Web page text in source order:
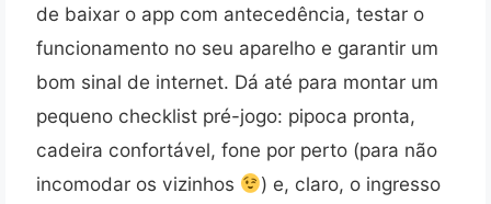
de baixar o app com antecedência, testar o
funcionamento no seu aparelho e garantir um
bom sinal de internet. Dá até para montar um
pequeno checklist pré-jogo: pipoca pronta,
cadeira confortável, fone por perto (para não
incomodar os vizinhos
) e, claro, o ingresso